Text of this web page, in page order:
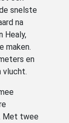
snelste
na
Healy,
maken.
en
vlucht.
Met twee